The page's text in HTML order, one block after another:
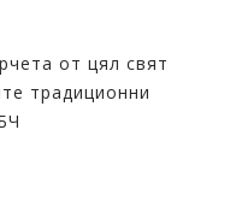
от цял свят
традиционни